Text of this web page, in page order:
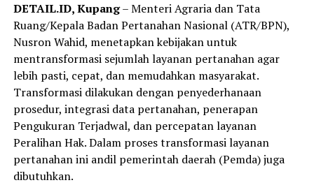
DETAIL.ID, Kupang– Menteri Agraria dan Tata
Ruang/Kepala Badan Pertanahan Nasional (ATR/BPN),
Nusron Wahid, menetapkan kebijakan untuk
mentransformasi sejumlah layanan pertanahan agar
lebih pasti, cepat, dan memudahkan masyarakat.
Transformasi dilakukan dengan penyederhanaan
prosedur, integrasi data pertanahan, penerapan
Pengukuran Terjadwal, dan percepatan layanan
Peralihan Hak. Dalam proses transformasi layanan
pertanahan ini andil pemerintah daerah (Pemda) juga
dibutuhkan.